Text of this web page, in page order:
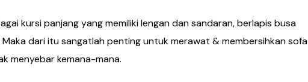
kursi panjang yang memiliki lengan dan sandaran, berlapis busa
dari itu sangatlah penting untuk merawat & membersihkan sofa
menyebar kemana-mana.